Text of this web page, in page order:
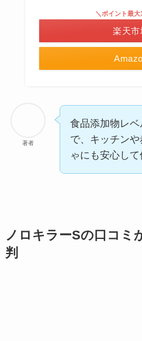
＼ポイント最大
楽天市
著者
食品添加物レ
で、キッチン
ゃにも安心して
ノロキラーSの口コミ
判